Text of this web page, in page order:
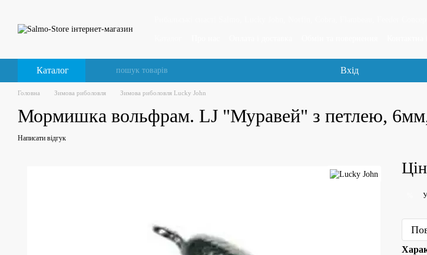
Каталог Вхід
Головна Зимова риболовля Зимова риболовля Lucky John
Мормишка вольфрам. LJ "Муравей" з петлею,
Написати відгук